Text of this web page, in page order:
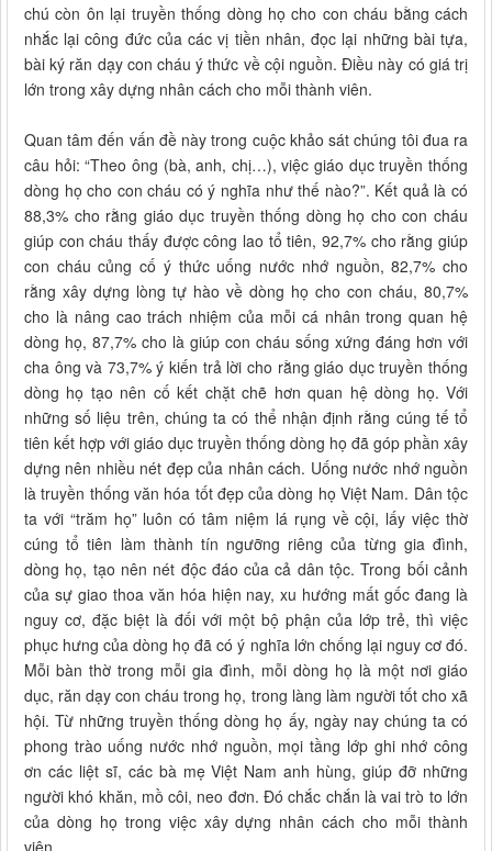
chú còn ôn lại truyền thống dòng họ cho con cháu bằng cách
nhắc lại công đức của các vị tiền nhân, đọc lại những bài tựa,
bài ký răn dạy con cháu ý thức về cội nguồn. Điều này có giá trị
lớn trong xây dựng nhân cách cho mỗi thành viên.
Quan tâm đến vấn đề này trong cuộc khảo sát chúng tôi đua ra
câu hỏi: “Theo ông (bà, anh, chị…), việc giáo dục truyền thống
dòng họ cho con cháu có ý nghĩa như thế nào?”. Kết quả là có
88,3% cho rằng giáo dục truyền thống dòng họ cho con cháu
giúp con cháu thấy được công lao tổ tiên, 92,7% cho rằng giúp
con cháu củng cố ý thức uống nước nhớ nguồn, 82,7% cho
rằng xây dựng lòng tự hào về dòng họ cho con cháu, 80,7%
cho là nâng cao trách nhiệm của mỗi cá nhân trong quan hệ
dòng họ, 87,7% cho là giúp con cháu sống xứng đáng hơn với
cha ông và 73,7% ý kiến trả lời cho rằng giáo dục truyền thống
dòng họ tạo nên cố kết chặt chẽ hơn quan hệ dòng họ. Với
những số liệu trên, chúng ta có thể nhận định rằng cúng tế tổ
tiên kết hợp với giáo dục truyền thống dòng họ đã góp phần xây
dựng nên nhiều nét đẹp của nhân cách. Uống nước nhớ nguồn
là truyền thống văn hóa tốt đẹp của dòng họ Việt Nam. Dân tộc
ta với “trăm họ” luôn có tâm niệm lá rụng về cội, lấy việc thờ
cúng tổ tiên làm thành tín ngưỡng riêng của từng gia đình,
dòng họ, tạo nên nét độc đáo của cả dân tộc. Trong bối cảnh
của sự giao thoa văn hóa hiện nay, xu hướng mất gốc đang là
nguy cơ, đặc biệt là đối với một bộ phận của lớp trẻ, thì việc
phục hưng của dòng họ đã có ý nghĩa lớn chống lại nguy cơ đó.
Mỗi bàn thờ trong mỗi gia đình, mỗi dòng họ là một nơi giáo
dục, răn dạy con cháu trong họ, trong làng làm người tốt cho xã
hội. Từ những truyền thống dòng họ ấy, ngày nay chúng ta có
phong trào uống nước nhớ nguồn, mọi tầng lớp ghi nhớ công
ơn các liệt sĩ, các bà mẹ Việt Nam anh hùng, giúp đỡ những
người khó khăn, mồ côi, neo đơn. Đó chắc chắn là vai trò to lớn
của dòng họ trong việc xây dựng nhân cách cho mỗi thành
viên.